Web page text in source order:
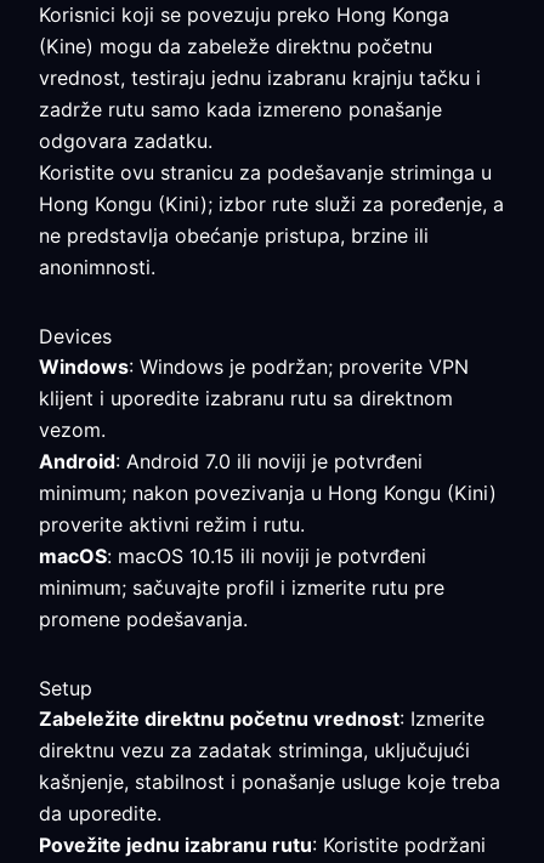
Korisnici koji se povezuju preko Hong Konga
(Kine) mogu da zabeleže direktnu početnu
vrednost, testiraju jednu izabranu krajnju tačku i
zadrže rutu samo kada izmereno ponašanje
odgovara zadatku.
Koristite ovu stranicu za podešavanje striminga u
Hong Kongu (Kini); izbor rute služi za poređenje, a
ne predstavlja obećanje pristupa, brzine ili
anonimnosti.
Devices
Windows: Windows je podržan; proverite VPN
klijent i uporedite izabranu rutu sa direktnom
vezom.
Android: Android 7.0 ili noviji je potvrđeni
minimum; nakon povezivanja u Hong Kongu (Kini)
proverite aktivni režim i rutu.
macOS: macOS 10.15 ili noviji je potvrđeni
minimum; sačuvajte profil i izmerite rutu pre
promene podešavanja.
Setup
Zabeležite direktnu početnu vrednost: Izmerite
direktnu vezu za zadatak striminga, uključujući
kašnjenje, stabilnost i ponašanje usluge koje treba
da uporedite.
Povežite jednu izabranu rutu: Koristite podržani